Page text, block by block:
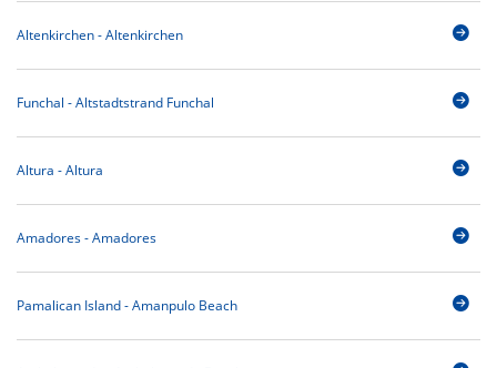
Altenkirchen - Altenkirchen
Funchal - Altstadtstrand Funchal
Altura - Altura
Amadores - Amadores
Pamalican Island - Amanpulo Beach